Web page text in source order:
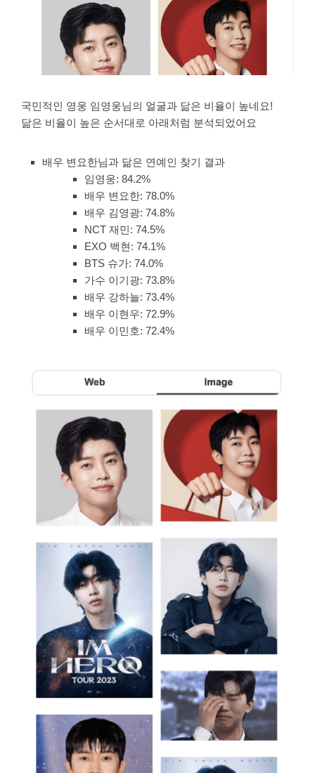
국민적인 영웅 임영웅님의 얼굴과 닮은 비율이 높네요!
닮은 비율이 높은 순서대로 아래처럼 분석되었어요
배우 변요한님과 닮은 연예인 찾기 결과
임영웅: 84.2%
배우 변요한: 78.0%
배우 김영광: 74.8%
NCT 재민: 74.5%
EXO 백현: 74.1%
BTS 슈가: 74.0%
가수 이기광: 73.8%
배우 강하늘: 73.4%
배우 이현우: 72.9%
배우 이민호: 72.4%